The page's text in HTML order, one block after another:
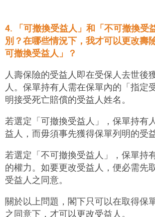
4. 「可撤換受益人」和「不可撤換受
別？在哪些情況下，我才可以更改壽
可撤換受益人」？
人壽保險的受益人即在受保人去世後
人。保單持有人需在保單內的「指定
明接受死亡賠償的受益人姓名。
若選定「可撤換受益人」，保單持有
益人，而毋須事先獲得保單列明的受
若選定「不可撤換受益人」，保單持
的權力。如要更改受益人，便必需先
受益人之同意。
關於以上問題，閣下只可以在取得保
之同意下，才可以更改受益人。